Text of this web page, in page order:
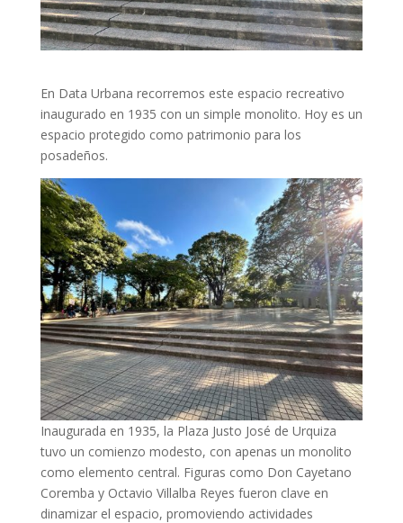
En Data Urbana recorremos este espacio recreativo
inaugurado en 1935 con un simple monolito. Hoy es un
espacio protegido como patrimonio para los
posadeños.
Inaugurada en 1935, la Plaza Justo José de Urquiza
tuvo un comienzo modesto, con apenas un monolito
como elemento central. Figuras como Don Cayetano
Coremba y Octavio Villalba Reyes fueron clave en
dinamizar el espacio, promoviendo actividades